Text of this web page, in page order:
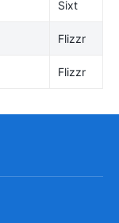
Sixt
Flizzr
Flizzr